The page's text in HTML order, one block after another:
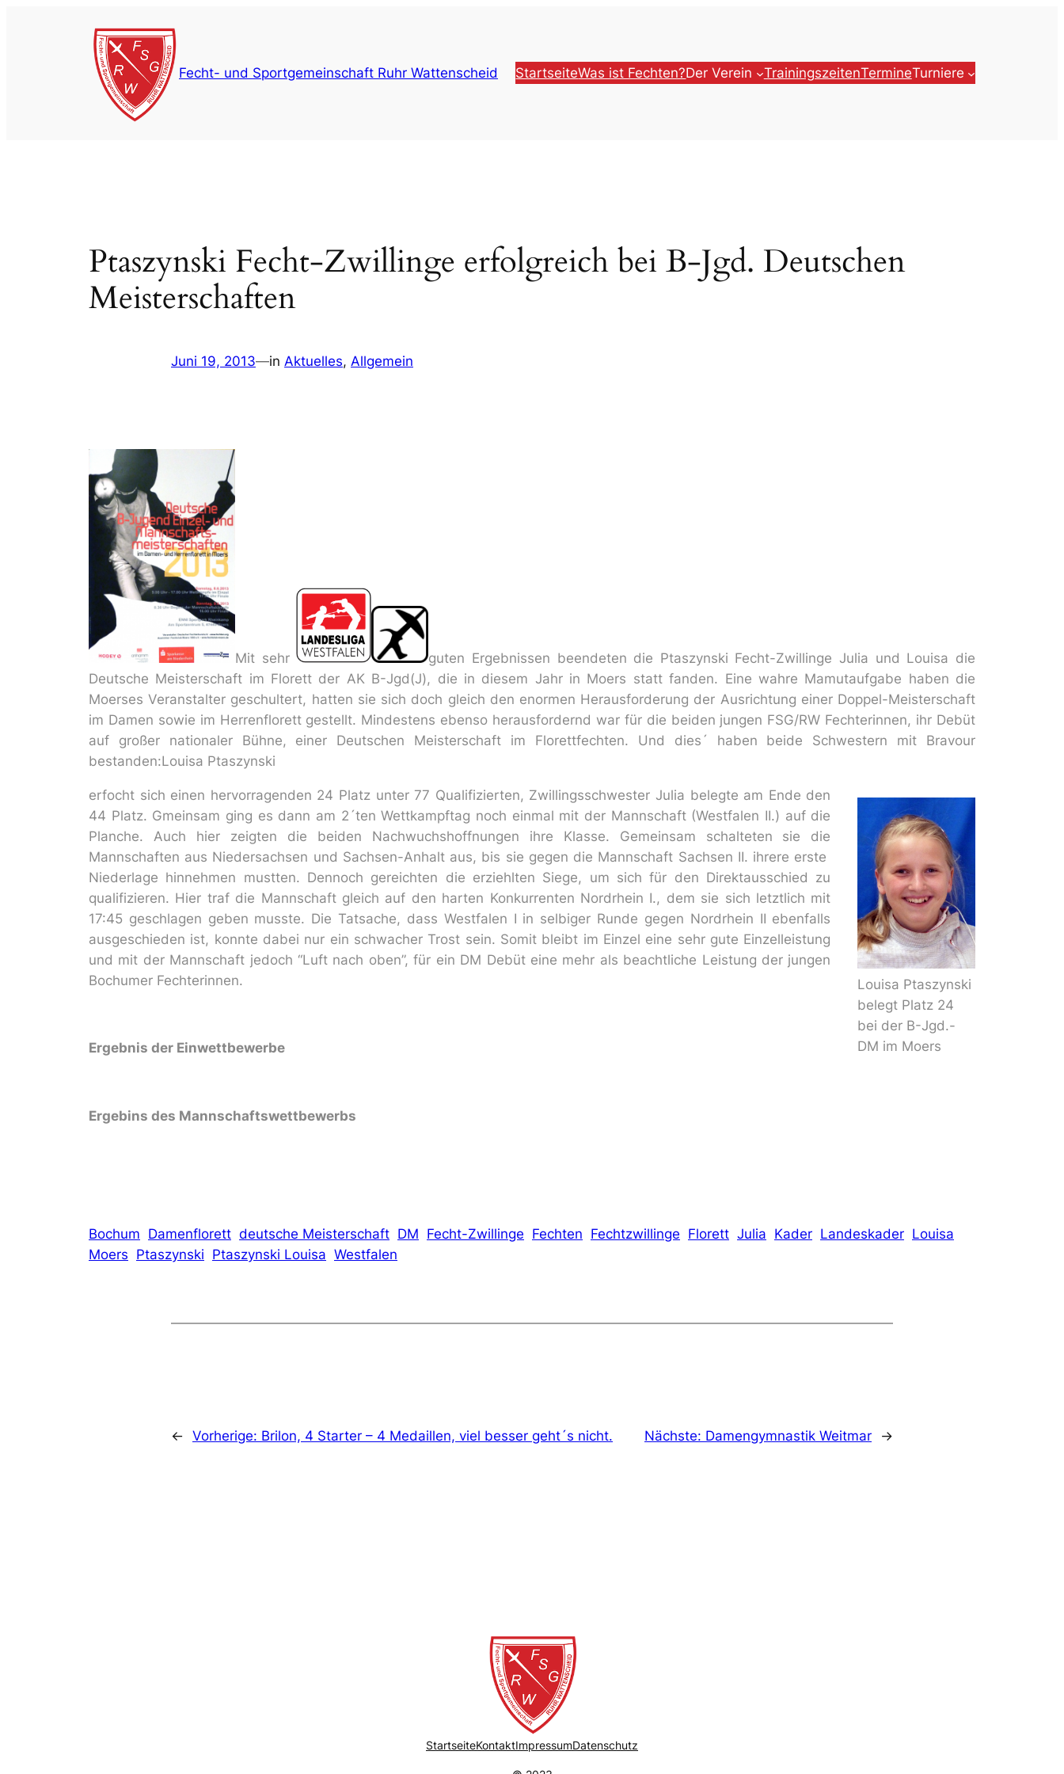
Fecht- und Sportgemeinschaft Ruhr Wattenscheid
StartseiteWas ist Fechten?Der Verein TrainingszeitenTermineTurniere
Ptaszynski Fecht-Zwillinge erfolgreich bei B-Jgd. Deutschen
Meisterschaften
Juni 19, 2013—in Aktuelles, Allgemein
Mit sehr
guten Ergebnissen beendeten die Ptaszynski Fecht-Zwillinge Julia und Louisa die
Deutsche Meisterschaft im Florett der AK B-Jgd(J), die in diesem Jahr in Moers statt fanden. Eine wahre Mamutaufgabe haben die
Moerses Veranstalter geschultert, hatten sie sich doch gleich den enormen Herausforderung der Ausrichtung einer Doppel-Meisterschaft
im Damen sowie im Herrenflorett gestellt. Mindestens ebenso herausfordernd war für die beiden jungen FSG/RW Fechterinnen, ihr Debüt
auf großer nationaler Bühne, einer Deutschen Meisterschaft im Florettfechten. Und dies´ haben beide Schwestern mit Bravour
bestanden:Louisa Ptaszynski
Louisa Ptaszynski
belegt Platz 24
bei der B-Jgd.-
DM im Moers
erfocht sich einen hervorragenden 24 Platz unter 77 Qualifizierten, Zwillingsschwester Julia belegte am Ende den
44 Platz. Gmeinsam ging es dann am 2´ten Wettkampftag noch einmal mit der Mannschaft (Westfalen II.) auf die
Planche. Auch hier zeigten die beiden Nachwuchshoffnungen ihre Klasse. Gemeinsam schalteten sie die
Mannschaften aus Niedersachsen und Sachsen-Anhalt aus, bis sie gegen die Mannschaft Sachsen II. ihrere erste
Niederlage hinnehmen mustten. Dennoch gereichten die erziehlten Siege, um sich für den Direktausschied zu
qualifizieren. Hier traf die Mannschaft gleich auf den harten Konkurrenten Nordrhein I., dem sie sich letztlich mit
17:45 geschlagen geben musste. Die Tatsache, dass Westfalen I in selbiger Runde gegen Nordrhein II ebenfalls
ausgeschieden ist, konnte dabei nur ein schwacher Trost sein. Somit bleibt im Einzel eine sehr gute Einzelleistung
und mit der Mannschaft jedoch “Luft nach oben”, für ein DM Debüt eine mehr als beachtliche Leistung der jungen
Bochumer Fechterinnen.
Ergebnis der Einwettbewerbe
Ergebins des Mannschaftswettbewerbs
Bochum Damenflorett deutsche Meisterschaft DM Fecht-Zwillinge Fechten Fechtzwillinge Florett Julia Kader Landeskader Louisa
Moers Ptaszynski Ptaszynski Louisa Westfalen
← Vorherige: Brilon, 4 Starter – 4 Medaillen, viel besser geht´s nicht. Nächste: Damengymnastik Weitmar →
StartseiteKontaktImpressumDatenschutz